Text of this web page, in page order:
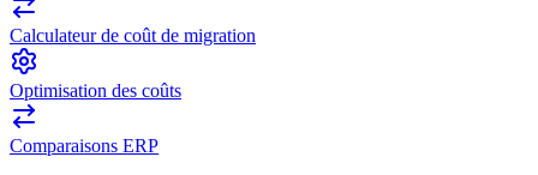
Calculateur de coût de migration
Optimisation des coûts
Comparaisons ERP